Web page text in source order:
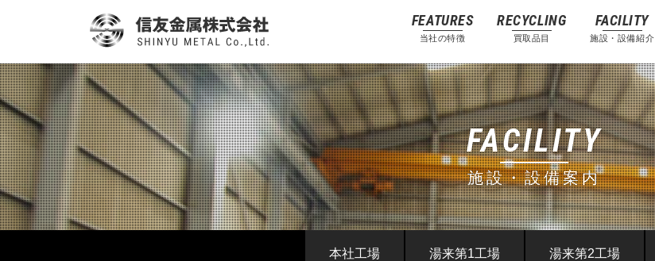
信友金属株式会社
FEATURES
当社の特徴
RECYCLING
買取品目
FACILITY
施設・設備紹介
FACILITY
施設・設備案内
本社工場 湯来第1工場 湯来第2工場